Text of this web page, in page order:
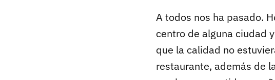
A todos nos ha pasado.
centro de alguna ciudad y
que la calidad no
restaurante, además de